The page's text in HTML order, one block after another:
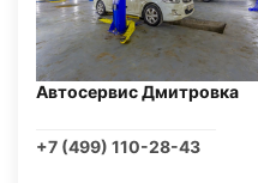
Автосервис Дмитровка
+7 (499) 110-28-43